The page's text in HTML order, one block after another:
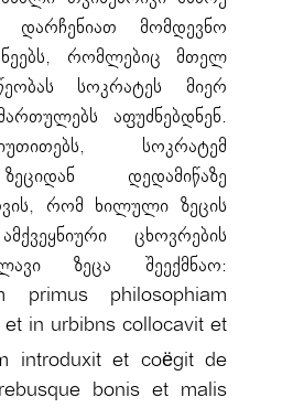
დარჩენიათ მომდევნო
რომლებიც მთელ
სოკრატეს მიერ
აფუძნებდნენ.
სოკრატემ
დედამიწაზე
რომ ხილული ზეცის
ცხოვრების
ზეცა შეექმნაო:
primus philosophiam
in urbibns collocavit et
introduxit et coëgit de
bonis et malis